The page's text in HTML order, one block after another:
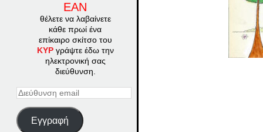
ΕΑΝ
θέλετε να λαβαίνετε
κάθε πρωί ένα
επίκαιρο σκίτσο του
ΚΥΡγράψτε έδω την
ηλεκτρονική σας
διεύθυνση.
Διεύθυνση
Εγγραφή